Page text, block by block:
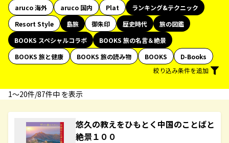
aruco 海外
aruco 国内 Plat
ランキング&テクニック
Resort Style
島旅 御朱印 歴史時代
旅の図鑑
BOOKS スペシャルコラボ
BOOKS 旅の名言＆絶景
BOOKS 旅と健康
BOOKS 旅の読み物 BOOKS
D-Books
絞り込み条件を追加
1〜20件/87件中 を表示
悠久の教えをひもとく中国のことばと
絶景１００